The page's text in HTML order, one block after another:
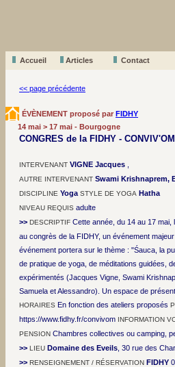
Accueil Articles
Contact
<< page précédente
ÉVÈNEMENT proposé par FIDHY
14 mai > 17 mai - Bourgogne
CONGRES de la FIDHY - CONVIV'OM
INTERVENANT VIGNE Jacques
AUTRE INTERVENANT Swami Krishnaprem,
DISCIPLINE Yoga STYLE DE YOGA Hatha
NIVEAU REQUIS adulte
>> DESCRIPTIF Cette année, du 14 au 17
au congrès de la FIDHY, un événement
événement portera sur le thème : "Śauca, la
de pratique de yoga, de méditations guidées,
expérimentés (Jacques Vigne, Swami
Samuela et Alessandro). Un espace de
HORAIRES En fonction des ateliers proposés
https://www.fidhy.fr/convivom INFORMATION
PENSION Chambres collectives ou camping,
>> LIEU Domaine des Eveils , 30 rue des
>> RENSEIGNEMENT / RÉSERVATION FIDHY